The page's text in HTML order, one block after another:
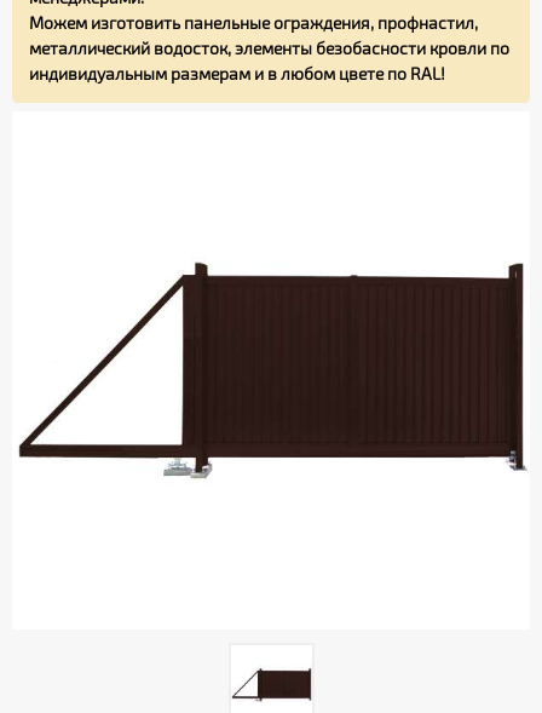
Можем изготовить панельные ограждения, профнастил,
металлический водосток, элементы безобасности кровли по
индивидуальным размерам и в любом цвете по RAL!